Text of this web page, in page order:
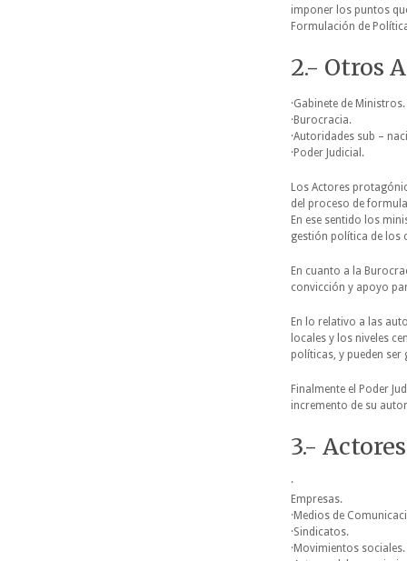
imponer los puntos
Formulación de
2.- Otros
·Gabinete de Ministros.
·Burocracia.
·Autoridades sub –
·Poder Judicial.
Los Actores
del proceso de
En ese sentido los
gestión política de los
En cuanto a la
convicción y apoyo
En lo relativo a las
locales y los niveles
políticas, y pueden
Finalmente el Poder
incremento de su
3.-
·
Empresas.
·Medios de
·Sindicatos.
·Movimientos sociales.